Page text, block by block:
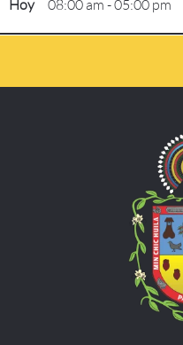
Hoy 08:00 am -05:00 pm